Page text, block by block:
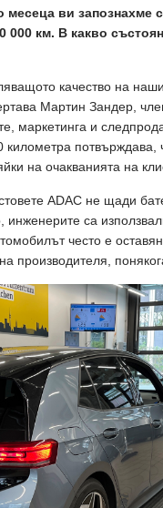
ви запознахме
000 км. В какво
качество на
Мартин Зандер,
маркетинга и
километра потвърждава,
на очакванията на
ADAC не щади
са
често е
производителя,